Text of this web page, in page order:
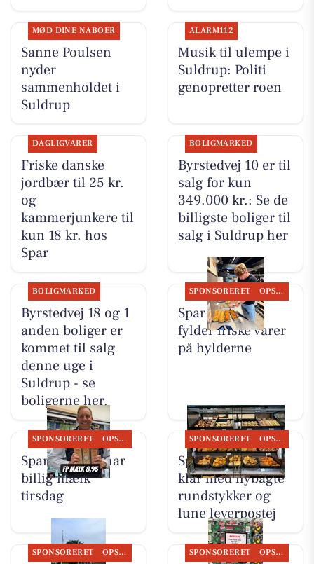
MØD DINE NABOER
Sanne Poulsen
nyder
sammenholdet i
Suldrup
ALARM112
Musik til ulempe i
Suldrup: Politi
genopretter roen
DAGLIGVARER
Friske danske
jordbær til 25 kr.
og
kammerjunkere til
kun 18 kr. hos
Spar
BOLIGMARKED
Byrstedvej 10 er til
salg for kun
349.000 kr.: Se de
billigste boliger til
salg i Suldrup her
BOLIGMARKED
Byrstedvej 18 og 1
anden boliger er
kommet til salg
denne uge i
Suldrup - se
boligerne her.
SPONSORERET OPSLAGSTAVLEN
Spar Suldrup
fylder friske varer
på hylderne
SPONSORERET OPSLAGSTAVLEN
Spar Suldrup har
billig mælk
tirsdag
SPONSORERET OPSLAGSTAVLEN
Spar Suldrup er
klar med nybagte
rundstykker og
lune leverpostej
SPONSORERET OPSLAGSTAVLEN SPONSORERET OPSLAGSTAVLEN